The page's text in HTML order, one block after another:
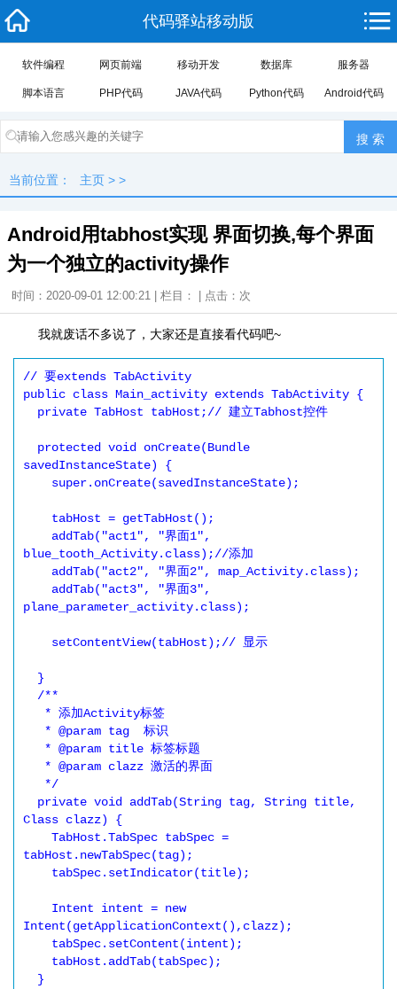
代码驿站移动版
软件编程 网页前端 移动开发 数据库 服务器
脚本语言 PHP代码 JAVA代码 Python代码 Android代码
当前位置： 主页 > >
Android用tabhost实现 界面切换,每个界面
为一个独立的activity操作
时间：2020-09-01 12:00:21 | 栏目： | 点击： 次
我就废话不多说了，大家还是直接看代码吧~
// 要extends TabActivity
public class Main_activity extends TabActivity {
savedInstanceState) {
blue_tooth_Activity.class);//添加
plane_parameter_activity.class);
Class clazz) {
tabHost.newTabSpec(tag);
Intent(getApplicationContext(),clazz);